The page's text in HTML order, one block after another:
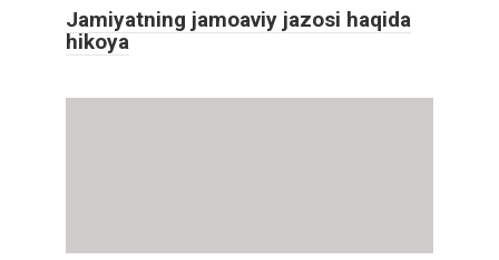
Jamiyatning jamoaviy jazosi haqida
hikoya